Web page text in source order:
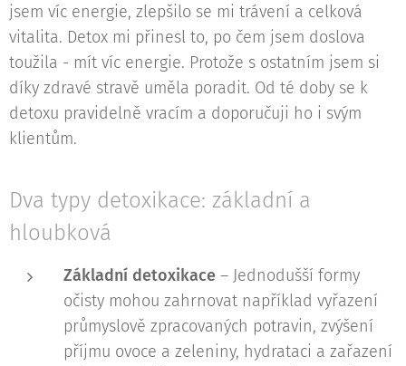
jsem víc energie, zlepšilo se mi trávení a celková
vitalita. Detox mi přinesl to, po čem jsem doslova
toužila - mít víc energie. Protože s ostatním jsem si
díky zdravé stravě uměla poradit. Od té doby se k
detoxu pravidelně vracím a doporučuji ho i svým
klientům.
Dva typy detoxikace: základní a
hloubková
Základní detoxikace – Jednodušší formy
očisty mohou zahrnovat například vyřazení
průmyslově zpracovaných potravin, zvýšení
příjmu ovoce a zeleniny, hydrataci a zařazení